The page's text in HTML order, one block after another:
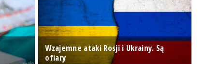
Wzajemne ataki Rosji i Ukrainy. Są
ofiary